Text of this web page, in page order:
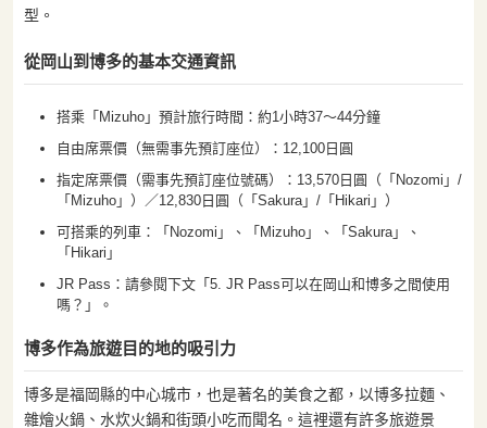
型。
從岡山到博多的基本交通資訊
搭乘「Mizuho」預計旅行時間：約1小時37〜44分鐘
自由席票價（無需事先預訂座位）：12,100日圓
指定席票價（需事先預訂座位號碼）：13,570日圓（「Nozomi」/
「Mizuho」）／12,830日圓（「Sakura」/「Hikari」）
可搭乘的列車：「Nozomi」、「Mizuho」、「Sakura」、
「Hikari」
JR Pass：請參閱下文「5. JR Pass可以在岡山和博多之間使用
嗎？」。
博多作為旅遊目的地的吸引力
博多是福岡縣的中心城市，也是著名的美食之都，以博多拉麵、
雜燴火鍋、水炊火鍋和街頭小吃而聞名。這裡還有許多旅遊景